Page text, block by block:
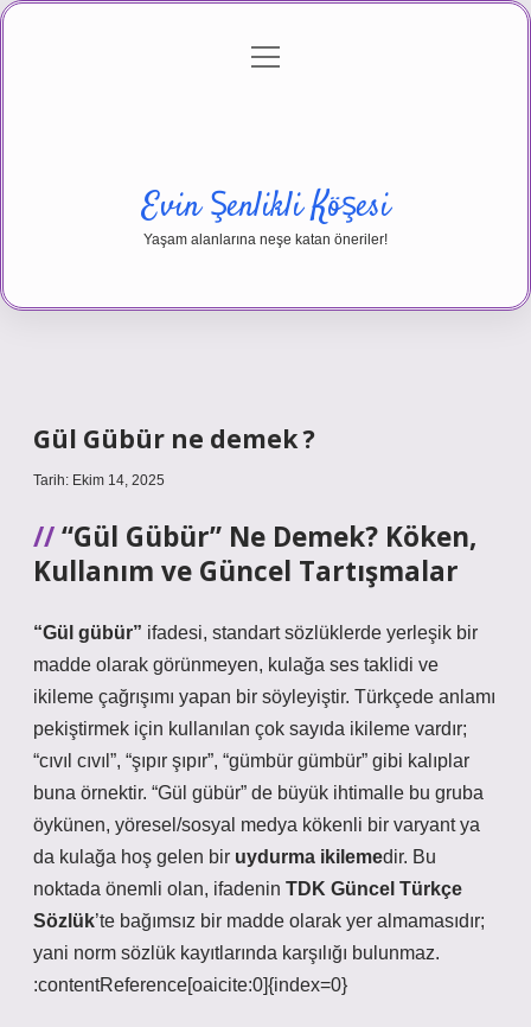
Gizlilik Politikası
menüyü
Evin Şenlikli Köşesi
Yaşam alanlarına neşe katan öneriler!
Gül Gübür ne demek ?
Tarih: Ekim 14, 2025
“Gül Gübür” Ne Demek? Köken,
Kullanım ve Güncel Tartışmalar
“Gül gübür” ifadesi, standart sözlüklerde yerleşik bir
madde olarak görünmeyen, kulağa ses taklidi ve
ikileme çağrışımı yapan bir söyleyiştir. Türkçede anlamı
pekiştirmek için kullanılan çok sayıda ikileme vardır;
“cıvıl cıvıl”, “şıpır şıpır”, “gümbür gümbür” gibi kalıplar
buna örnektir. “Gül gübür” de büyük ihtimalle bu gruba
öykünen, yöresel/sosyal medya kökenli bir varyant ya
da kulağa hoş gelen bir uydurma ikilemedir. Bu
noktada önemli olan, ifadenin TDK Güncel Türkçe
Sözlük’te bağımsız bir madde olarak yer almamasıdır;
yani norm sözlük kayıtlarında karşılığı bulunmaz.
:contentReference[oaicite:0]{index=0}